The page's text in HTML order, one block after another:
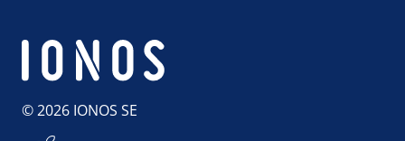
© 2026 IONOS SE